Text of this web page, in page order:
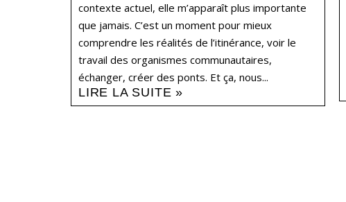
contexte actuel, elle m’apparaît plus importante
que jamais. C’est un moment pour mieux
comprendre les réalités de l’itinérance, voir le
travail des organismes communautaires,
échanger, créer des ponts. Et ça, nous...
LIRE LA SUITE »